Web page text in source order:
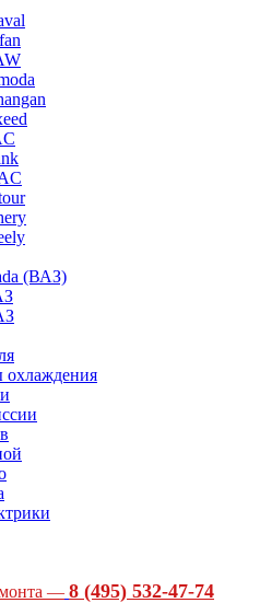
(ВАЗ)
охлаждения
— 8 (495) 532-47-74